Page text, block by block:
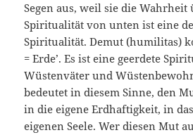
Segen aus, weil sie die
Spiritualität von unten ist eine
Spiritualität. Demut (humilitas)
= Erde’. Es ist eine geerdete
Wüstenväter und
bedeutet in diesem Sinne, den
in die eigene Erdhaftigkeit, in
eigenen Seele. Wer diesen Mut